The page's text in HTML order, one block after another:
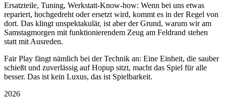
Ersatzteile, Tuning, Werkstatt-Know-how: Wenn bei uns etwas
repariert, hochgedreht oder ersetzt wird, kommt es in der Regel von
dort. Das klingt unspektakulär, ist aber der Grund, warum wir am
Samstagmorgen mit funktionierendem Zeug am Feldrand stehen
statt mit Ausreden.
Fair Play fängt nämlich bei der Technik an: Eine Einheit, die sauber
schießt und zuverlässig auf Hopup sitzt, macht das Spiel für alle
besser. Das ist kein Luxus, das ist Spielbarkeit.
2026